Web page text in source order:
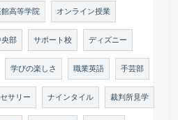
高等学院 オンライン授業
部 サポート校 ディズニー
学びの楽しさ 職業英語 手芸部
サリー ナインタイル 裁判所見学